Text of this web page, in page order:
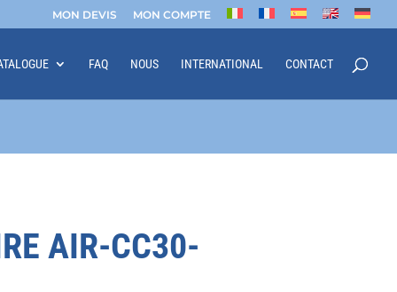
MON DEVIS MON COMPTE
FAQ NOUS INTERNATIONAL CONTACT
AIR-CC30-